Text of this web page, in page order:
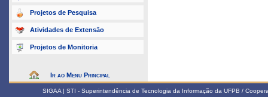
Projetos de Pesquisa
Atividades de Extensão
Projetos de Monitoria
Ir ao Menu Principal
SIGAA | STI - Superintendência de Tecnologia da Informação da UFPB /